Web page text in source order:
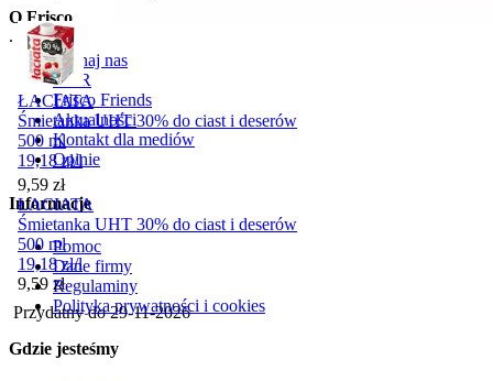
ŁACIATA
Śmietanka UHT 30% do ciast i deserów
500 ml
19,18 zł/l
Cena
9,59 zł
ŁACIATA
Śmietanka UHT 30% do ciast i deserów
500 ml
19,18 zł/l
Cena
9,59 zł
Przydatny do29-11-2026
.
O Frisco
Poznaj nas
KDR
Frisco Friends
Aktualności
Kontakt dla mediów
Opinie
Informacje
Pomoc
Dane firmy
Regulaminy
Polityka prywatności i cookies
Gdzie jesteśmy